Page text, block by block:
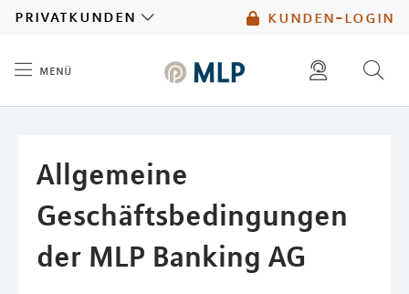
kunden-login
privatkunden
menü
Allgemeine
Geschäftsbedingungen
der MLP Banking AG